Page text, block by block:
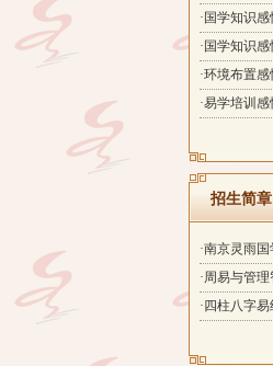
·国学知识
·国学知识
·环境布置感
·易学培训感
招生简章
·南京灵雨
·周易与管
·四柱八字